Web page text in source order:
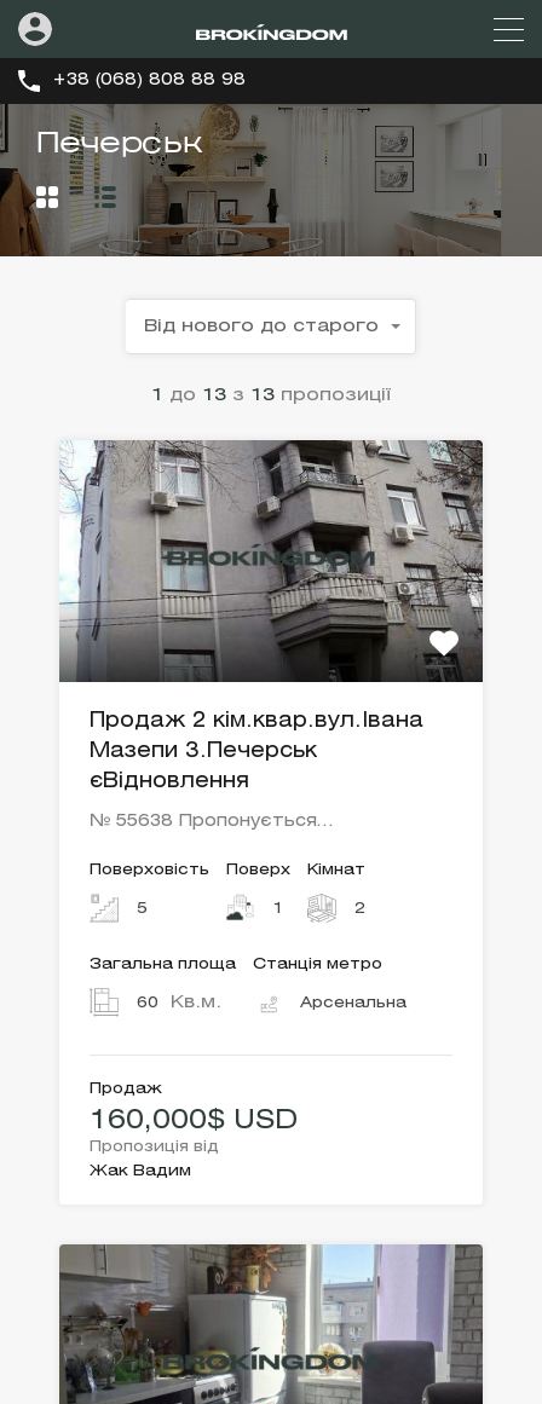
+38 (068) 808 88 98
Печерськ
1 до 13 з 13 пропозиції
Від нового до старого
Продаж 2 кім.квар.вул.Івана
Мазепи 3.Печерськ
єВідновлення
№ 55638 Пропонується…
Поверховість
5
Поверх
1
Кімнат
2
Загальна площа
60 Кв.м.
Станція метро
Арсенальна
Продаж
160,000$ USD
Пропозиція від
Жак Вадим